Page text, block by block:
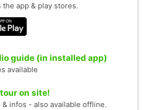
the app & play stores.
guide (in installed app)
available
on site!
& infos - also available offline.